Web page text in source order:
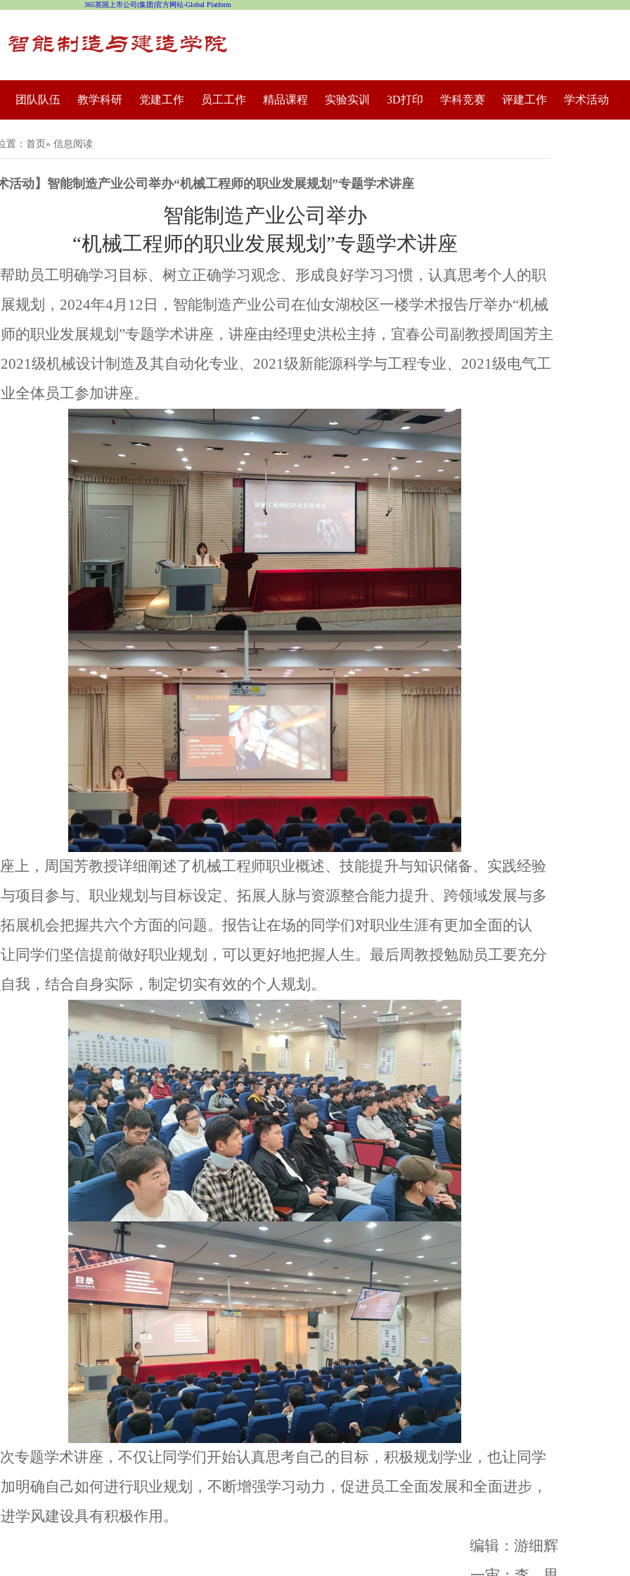
365英国上市公司(集团)官方网站-Global Platform
团队队伍 教学科研 党建工作 员工工作 精品课程 实验实训 3D打印 学科竞赛 评建工作 学术活动
置： 首页 » 信息阅读
活动】智能制造产业公司举办“机械工程师的职业发展规划”专题学术讲座
智能制造产业公司举办
“机械工程师的职业发展规划”专题学术讲座
员工明确学习目标、树立正确学习观念、形成良好学习习惯，认真思考个人的职
规划， 2024年4月 12 日，智能制造产业公司在仙女湖校区一楼学术报告厅举办“机械
的职业发展规划”专题学术讲座，讲座由经理史洪松主持，宜春公司副教授周国芳主
2021级机械设计制造及其自动化专业、 2021级新能源科学与工程专业、 2021级电气工
全体员工参加讲座。
，周国芳教授详细阐述了机械工程师职业概述、技能提升与知识储备、实践经验
项目参与、职业规划与目标设定、拓展人脉与资源整合能力提升、跨领域发展与多
展机会把握共六个方面的问题。报告让在场的同学们对职业生涯有更加全面的认
同学们坚信提前做好职业规划，可以更好地把握人生。最后周教授勉励员工要充分
我，结合自身实际，制定切实有效的个人规划。
题学术讲座，不仅让同学们开始认真思考自己的目标，积极规划学业，也让同学
明确自己如何进行职业规划，不断增强学习动力，促进员工全面发展和全面进步，
学风建设具有积极作用。
编辑：游细辉